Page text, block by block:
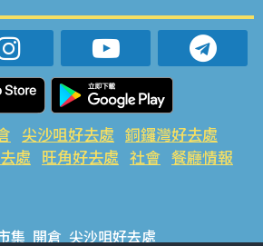
尖沙咀好去處 銅鑼灣好去處
處 旺角好去處 社會 餐廳情報
集 開倉 尖沙咀好去處